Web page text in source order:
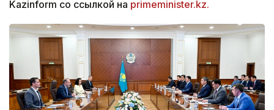
Kazinform со ссылкой на primeminister.kz.